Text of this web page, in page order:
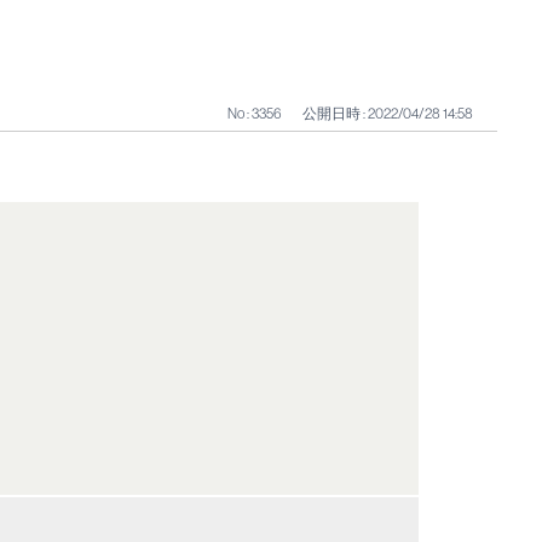
No : 3356 公開日時 : 2022/04/28 14:58